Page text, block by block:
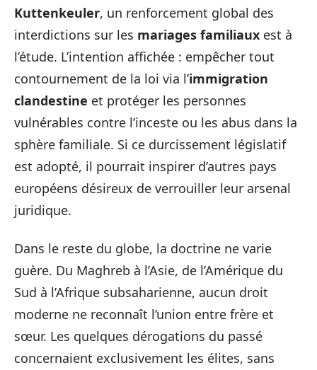
Kuttenkeuler, un renforcement global des
interdictions sur les mariages familiaux est à
l’étude. L’intention affichée : empêcher tout
contournement de la loi via l’immigration
clandestine et protéger les personnes
vulnérables contre l’inceste ou les abus dans la
sphère familiale. Si ce durcissement législatif
est adopté, il pourrait inspirer d’autres pays
européens désireux de verrouiller leur arsenal
juridique.
Dans le reste du globe, la doctrine ne varie
guère. Du Maghreb à l’Asie, de l’Amérique du
Sud à l’Afrique subsaharienne, aucun droit
moderne ne reconnaît l’union entre frère et
sœur. Les quelques dérogations du passé
concernaient exclusivement les élites, sans